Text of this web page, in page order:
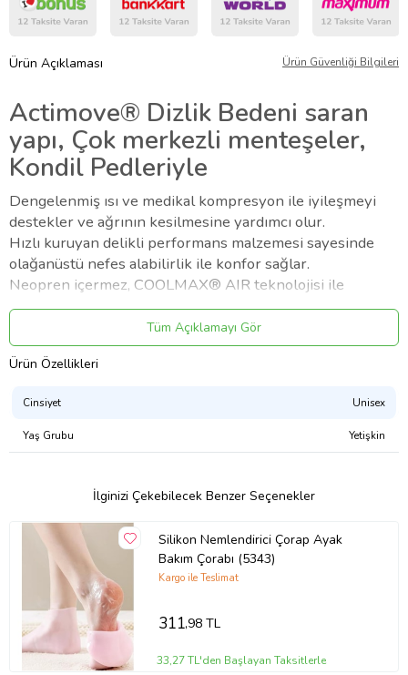
Ürün Açıklaması Ürün Güvenliği Bilgileri
Actimove® Dizlik Bedeni saran
yapı, Çok merkezli menteşeler,
Kondil Pedleriyle
Dengelenmiş ısı ve medikal kompresyon ile iyileşmeyi
destekler ve ağrının kesilmesine yardımcı olur.
Hızlı kuruyan delikli performans malzemesi sayesinde
olağanüstü nefes alabilirlik ile konfor sağlar.
Neopren içermez, COOLMAX® AIR teknolojisi ile
üretilmiştir.
Medial ve lateral menteşeler sayesinde ekstra stabilite
sağlayarak yumuşak doku veya bağ doku
zedelemesinden, osteoartritten kaynaklanan
Önden kapanan mekanizması sayesinde ağrısız ve acısız
bir şekilde uygulanabilir.
Elastik cırt cırtları ve vücudu kavrayan yapısı sayesinde
Sağ ve sol uyumlu.
kullanılmamıştır.
Endikasyon
Ligament Yırtılması
Hafif Menisküs Hasarları
Menisküs İncinmeleri
Tüm Açıklamayı Gör
Ürün Özellikleri
Cinsiyet Unisex
Yaş Grubu Yetişkin
İlginizi Çekebilecek Benzer Seçenekler
Silikon Nemlendirici Çorap Ayak
Bakım Çorabı (5343)
Kargo ile Teslimat
311,98 TL
33,27 TL'den Başlayan Taksitlerle